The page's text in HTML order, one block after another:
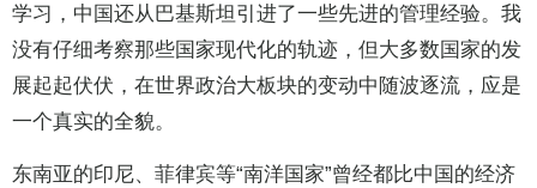
学习，中国还从巴基斯坦引进了一些先进的管理经验。我
没有仔细考察那些国家现代化的轨迹，但大多数国家的发
展起起伏伏，在世界政治大板块的变动中随波逐流，应是
一个真实的全貌。
东南亚的印尼、菲律宾等“南洋国家”曾经都比中国的经济